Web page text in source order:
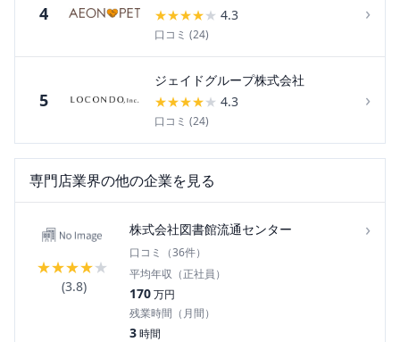
4
★★★★★ 4.3
口コミ (24)
›
5
ジェイドグループ株式会社
★★★★★ 4.3
口コミ (24)
›
専門店業界の他の企業を見る
★★★★★
(3.8)
株式会社図書館流通センター ›
口コミ（36件）
平均年収（正社員）
170万円
残業時間（月間）
3時間